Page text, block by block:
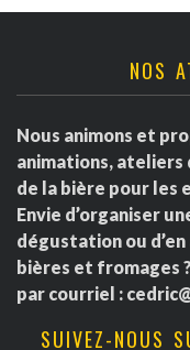
NOS
Nous animons et
animations,
de la bière pour les
Envie d’organiser
dégustation ou
bières et fromages
par courriel :
SUIVEZ-NOUS